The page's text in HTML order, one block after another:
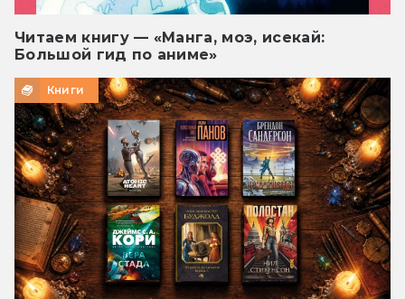
Читаем книгу — «Манга, моэ, исекай:
Большой гид по аниме»
Книги